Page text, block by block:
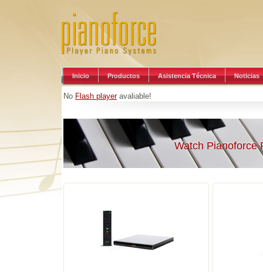
Inicio Productos Asistencia Técnica Noticias
No Flash playeravaliable!
Watch Pianoforce